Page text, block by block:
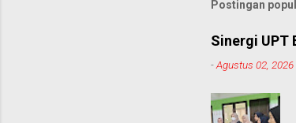
Postingan
Sinergi UPT
-Agustus 02, 2026